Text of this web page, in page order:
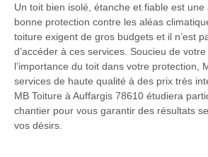
Un toit bien isolé, étanche et fiable est une
bonne protection contre les aléas
toiture exigent de gros budgets et il n’est
d’accéder à ces services. Soucieu de
l’importance du toit dans votre protection,
services de haute qualité à des prix très
MB Toiture à Auffargis 78610 étudiera
chantier pour vous garantir des résultats
vos désirs.